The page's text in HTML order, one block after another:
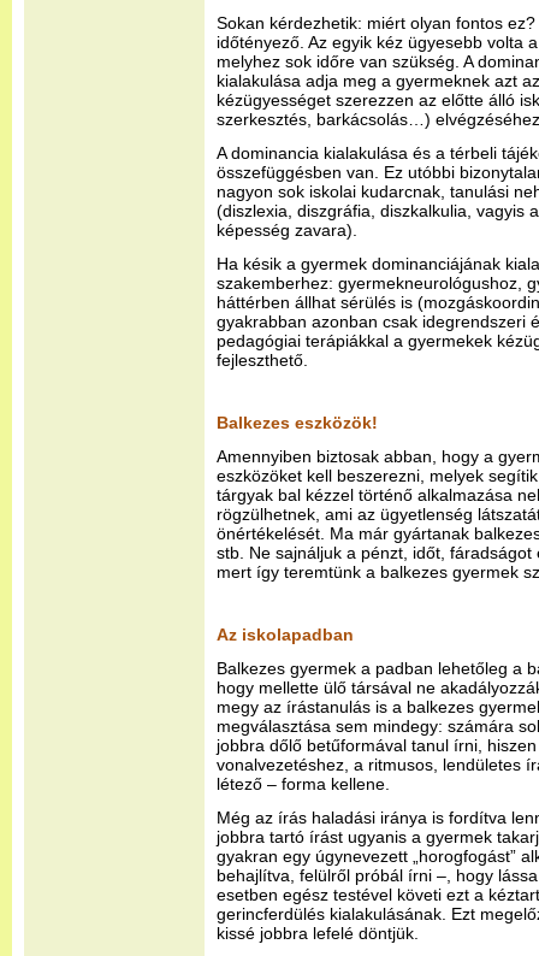
Sokan kérdezhetik: miért olyan fontos
időtényező. Az egyik kéz ügyesebb volta
melyhez sok időre van szükség. A
kialakulása adja meg a gyermeknek azt
kézügyességet szerezzen az előtte álló
szerkesztés, barkácsolás…)
A dominancia kialakulása és a térbeli
összefüggésben van. Ez utóbbi
nagyon sok iskolai kudarcnak, tanulási
(diszlexia, diszgráfia, diszkalkulia, vagyis
képesség zavara).
Ha késik a gyermek dominanciájának
szakemberhez: gyermekneurológushoz,
háttérben állhat sérülés is
gyakrabban azonban csak idegrendszeri
pedagógiai terápiákkal a gyermekek
fejleszthető.
Balkezes eszközök!
Amennyiben biztosak abban, hogy a
eszközöket kell beszerezni, melyek
tárgyak bal kézzel történő alkalmazása
rögzülhetnek, ami az ügyetlenség
önértékelését. Ma már gyártanak
stb. Ne sajnáljuk a pénzt, időt,
mert így teremtünk a balkezes gyermek
Az iskolapadban
Balkezes gyermek a padban lehetőleg a
hogy mellette ülő társával ne
megy az írástanulás is a balkezes
megválasztása sem mindegy: számára
jobbra dőlő betűformával tanul írni,
vonalvezetéshez, a ritmusos, lendületes
létező – forma kellene.
Még az írás haladási iránya is fordítva
jobbra tartó írást ugyanis a gyermek
gyakran egy úgynevezett „horogfogást”
behajlítva, felülről próbál írni –, hogy
esetben egész testével követi ezt a
gerincferdülés kialakulásának. Ezt
kissé jobbra lefelé döntjük.